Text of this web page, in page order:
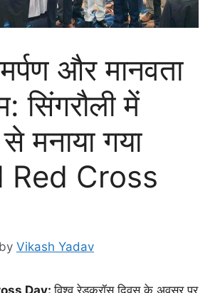
और मानवता
सिंगरौली में
मनाया गया
Red Cross
by Vikash Yadav